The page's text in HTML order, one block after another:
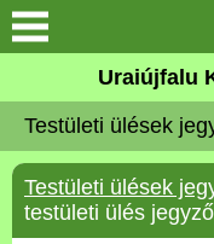
Köszöntő
Elérhetőségek
Uraiújfalu
Uraiújfalu
Testületi ülések
Testületi ülések
testületi ülés